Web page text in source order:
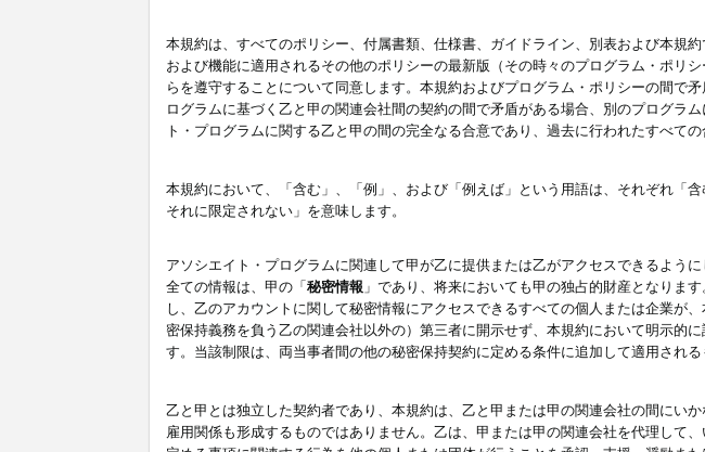
本規約は、すべてのポリシー、付属書類、仕様書、ガイドライン、別表および本規
および機能に適用されるその他のポリシーの最新版（その時々のプログラム・ポリ
らを遵守することについて同意します。本規約およびプログラム・ポリシーの間で
ログラムに基づく乙と甲の関連会社間の契約の間で矛盾がある場合、別のプログラ
ト・プログラムに関する乙と甲の間の完全なる合意であり、過去に行われたすべての
本規約において、「含む」、「例」、および「例えば」という用語は、それぞれ「
それに限定されない」を意味します。
アソシエイト・プログラムに関連して甲が乙に提供または乙がアクセスできるよう
全ての情報は、甲の「秘密情報 」であり、将来においても甲の独占的財産となりま
し、乙のアカウントに関して秘密情報にアクセスできるすべての個人または企業が
密保持義務を負う乙の関連会社以外の）第三者に開示せず、本規約において明示的
す。当該制限は、両当事者間の他の秘密保持契約に定める条件に追加して適用され
乙と甲とは独立した契約者であり、本規約は、乙と甲または甲の関連会社の間にい
雇用関係も形成するものではありません。乙は、甲または甲の関連会社を代理して